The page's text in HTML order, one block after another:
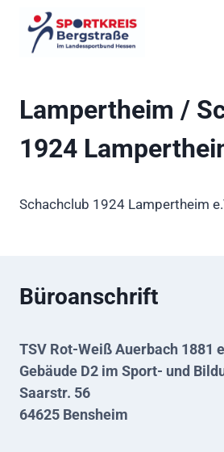
Inhalt
springen
Lampertheim /
1924
Schachclub 1924 Lampertheim
Büroanschrift
TSV Rot-Weiß Auerbach 1881
Gebäude D2 im Sport- und
Saarstr. 56
64625 Bensheim